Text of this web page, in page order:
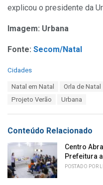
explicou o presidente da
Imagem: Urbana
Fonte: Secom/Natal
C
i
Cidades
Natal em Natal Orla de Natal
Projeto Verão
Urbana
Conteúdo Relacionado
Centro
Prefeitura
POSTADO POR